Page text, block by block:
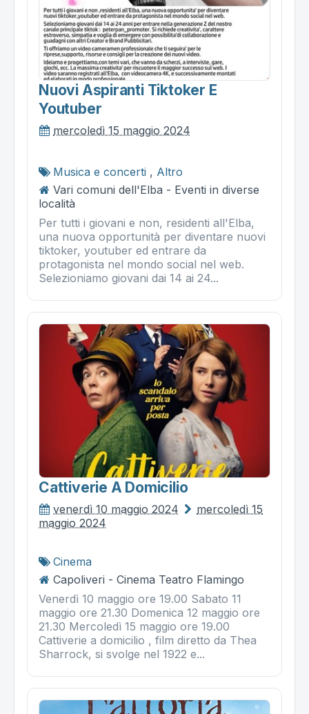
Nuovi Aspiranti Tiktoker E
Youtuber
mercoledì 15 maggio 2024
Musica e concerti , Altro
Vari comuni dell'Elba - Eventi in diverse
località
Per tutti i giovani e non, residenti all'Elba,
una nuova opportunità per diventare nuovi
tiktoker, youtuber ed entrare da
protagonista nel mondo social nel web.
Selezioniamo giovani dai 14 ai 24...
Cattiverie A Domicilio
venerdì 10 maggio 2024
mercoledì 15
maggio 2024
Cinema
Capoliveri - Cinema Teatro Flamingo
Venerdì 10 maggio ore 19.00 Sabato 11
maggio ore 21.30 Domenica 12 maggio ore
21.30 Mercoledì 15 maggio ore 19.00
Cattiverie a domicilio , film diretto da Thea
Sharrock, si svolge nel 1922 e...